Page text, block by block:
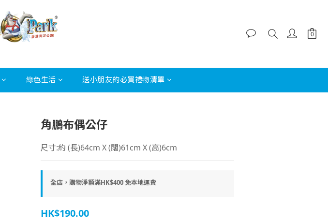
綠色生活 送小朋友的必買禮物清單
角鵬布偶公仔
尺寸:約 (長)64cm X (闊)61cm X (高)6cm
全店，購物淨額滿HK$400 免本地運費
HK$190.00